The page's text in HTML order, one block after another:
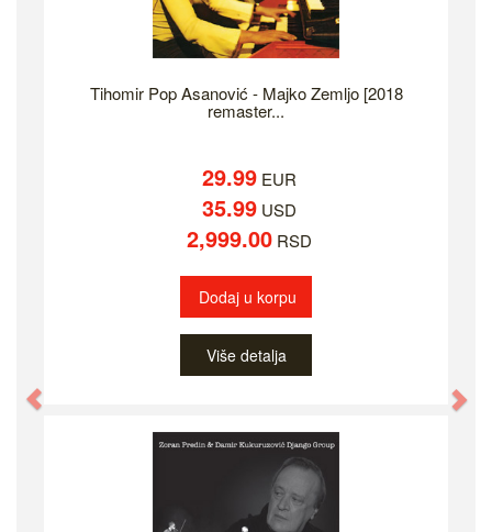
Tihomir Pop Asanović - Majko Zemljo [2018
remaster...
29.99EUR
35.99USD
2,999.00RSD
Dodaj u korpu
Više detalja